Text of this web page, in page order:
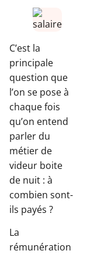
C’est la
principale
question que
l’on se pose à
chaque fois
qu’on entend
parler du
métier de
videur boite
de nuit : à
combien sont-
ils payés ?
La
rémunération